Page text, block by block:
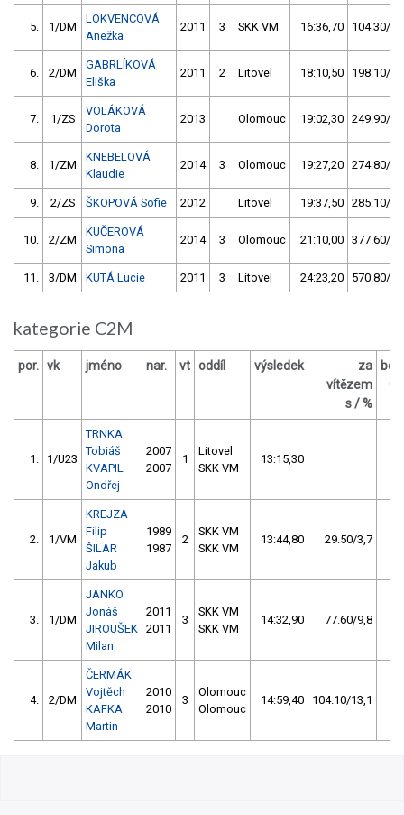
5. 1/DM
LOKVENCOVÁ
Anežka
2011 3 SKK VM 16:36,70 104.30/
6. 2/DM
GABRLÍKOVÁ
Eliška
2011 2 Litovel 18:10,50 198.10/
7. 1/ZS
VOLÁKOVÁ
Dorota
2013 Olomouc 19:02,30 249.90/
8. 1/ZM
KNEBELOVÁ
Klaudie
2014 3 Olomouc 19:27,20 274.80/
9. 2/ZS ŠKOPOVÁ Sofie 2012 Litovel 19:37,50 285.10/
10. 2/ZM
KUČEROVÁ
Simona
2014 3 Olomouc 21:10,00 377.60/
11. 3/DM KUTÁ Lucie 2011 3 Litovel 24:23,20 570.80/
kategorie C2M
por. vk jméno nar. vt oddíl výsledek
za
vítězem
s / %
1. 1/U23
TRNKA
Tobiáš
KVAPIL
Ondřej
2007
2007
1
Litovel
SKK VM
13:15,30
2. 1/VM
KREJZA
Filip
ŠILAR
Jakub
1989
1987
2
SKK VM
SKK VM
13:44,80 29.50/3,7
3. 1/DM
JANKO
Jonáš
JIROUŠEK
Milan
2011
2011
3
SKK VM
SKK VM
14:32,90 77.60/9,8
4. 2/DM
ČERMÁK
Vojtěch
KAFKA
Martin
2010
2010
3
Olomouc
Olomouc
14:59,40 104.10/13,1